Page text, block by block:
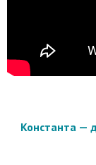
Константа —